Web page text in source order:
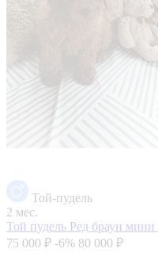
Той-пудель
2 мес.
Той пудель Ред браун мини
75 000 ₽ -6% 80 000 ₽